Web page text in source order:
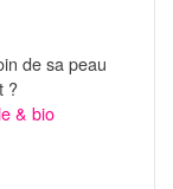
de sa peau
?
& bio